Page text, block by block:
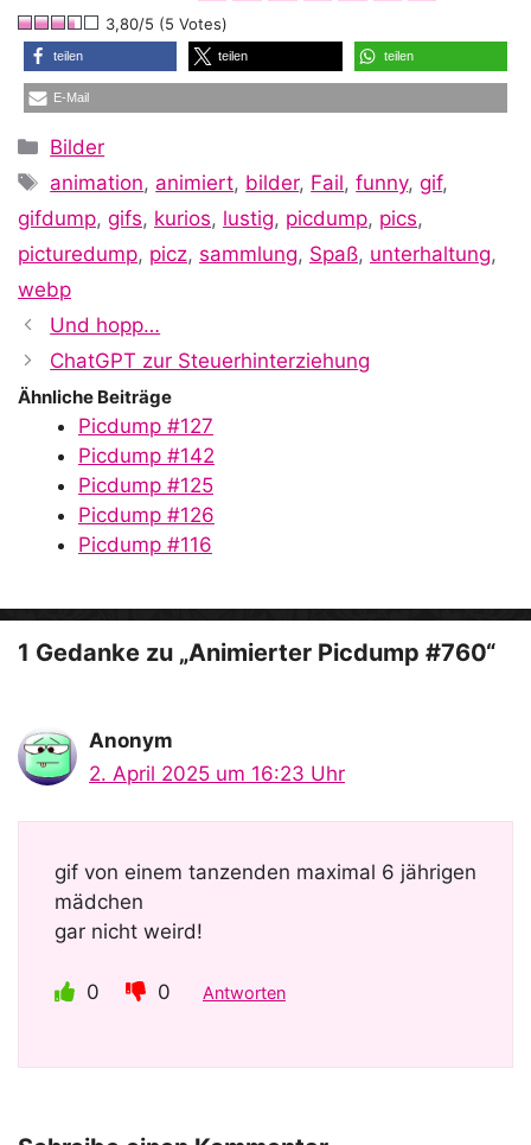
3,80/5 (5 Votes)
teilen teilen teilen
E-Mail
Kategorien
Bilder
Schlagwörter
animation, animiert, bilder, Fail,funny,gif,
gifdump, gifs, kurios, lustig, picdump, pics,
picturedump, picz, sammlung, Spaß, unterhaltung,
webp
Und hopp…
ChatGPT zur Steuerhinterziehung
Ähnliche Beiträge
Picdump #127
Picdump #142
Picdump #125
Picdump #126
Picdump #116
1 Gedanke zu „Animierter Picdump #760“
Anonym
2. April 2025 um 16:23 Uhr
gif von einem tanzenden maximal 6 jährigen
mädchen
gar nicht weird!
0 0 Antworten